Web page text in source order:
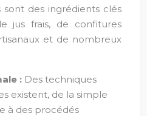
sont des ingrédients clés
jus frais, de confitures
et de nombreux
: Des techniques
existent, de la simple
à des procédés